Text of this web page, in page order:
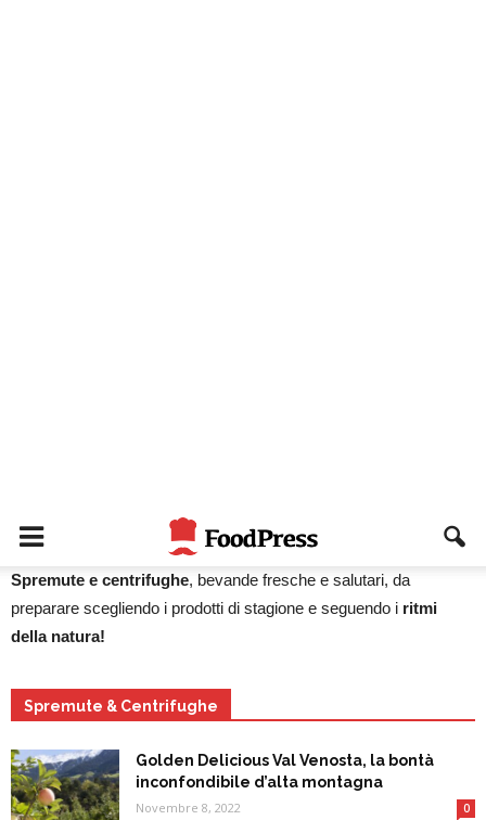
Spremute e centrifughe, bevande fresche e salutari, da
preparare scegliendo i prodotti di stagione e seguendo i ritmi
della natura!
Spremute & Centrifughe
Golden Delicious Val Venosta, la bontà
inconfondibile d’alta montagna
Novembre 8, 2022 0